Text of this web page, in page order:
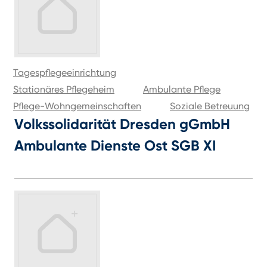
Tagespflegeeinrichtung
Stationäres Pflegeheim
Ambulante Pflege
Pflege-Wohngemeinschaften
Soziale Betreuung
Volkssolidarität Dresden gGmbH
Ambulante Dienste Ost SGB XI